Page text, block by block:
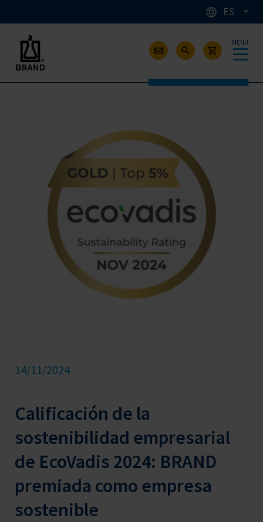
ES
MENÚ
14/11/2024
Calificación de la
sostenibilidad empresarial
de EcoVadis 2024: BRAND
premiada como empresa
sostenible